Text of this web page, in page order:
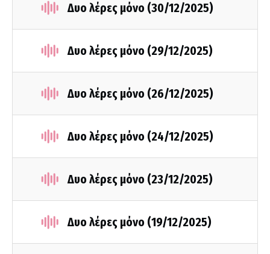
Δυο λέρες μόνο (30/12/2025)
Δυο λέρες μόνο (29/12/2025)
Δυο λέρες μόνο (26/12/2025)
Δυο λέρες μόνο (24/12/2025)
Δυο λέρες μόνο (23/12/2025)
Δυο λέρες μόνο (19/12/2025)